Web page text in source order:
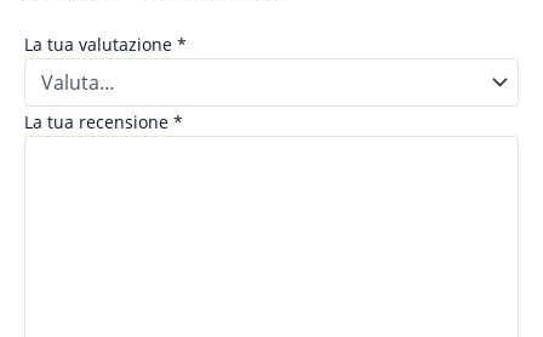
La tua valutazione *
La tua recensione *